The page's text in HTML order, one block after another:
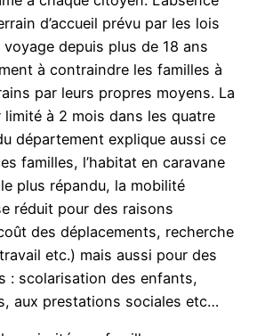
d’accueil prévu par les lois
depuis plus de 18 ans
à contraindre les familles à
par leurs propres moyens. La
limité à 2 mois dans les quatre
département explique aussi ce
familles, l’habitat en caravane
plus répandu, la mobilité
réduit pour des raisons
des déplacements, recherche
etc.) mais aussi pour des
: scolarisation des enfants,
aux prestations sociales etc…